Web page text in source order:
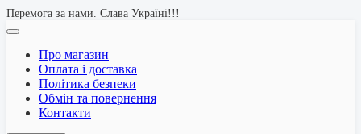
Перемога за нами. Слава Україні!!!
Про магазин
Оплата і доставка
Політика безпеки
Обмін та повернення
Контакти